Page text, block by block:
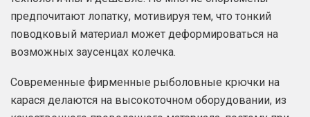
предпочитают лопатку, мотивируя тем, что тонкий
поводковый материал может деформироваться на
возможных заусенцах колечка.
Современные фирменные рыболовные крючки на
карася делаются на высокоточном оборудовании, из